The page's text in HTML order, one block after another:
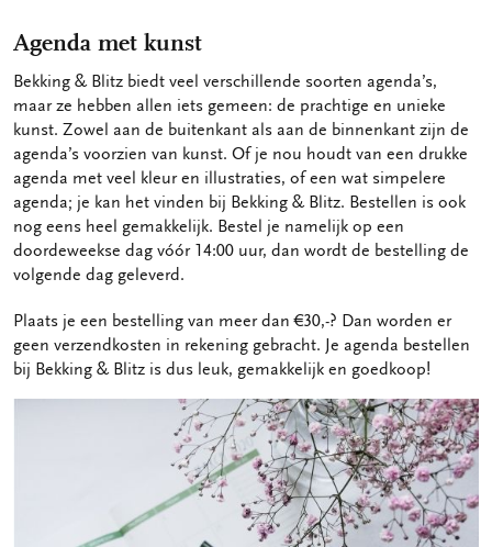
Agenda met kunst
Bekking & Blitz biedt veel verschillende soorten agenda’s,
maar ze hebben allen iets gemeen: de prachtige en unieke
kunst. Zowel aan de buitenkant als aan de binnenkant zijn de
agenda’s voorzien van kunst. Of je nou houdt van een drukke
agenda met veel kleur en illustraties, of een wat simpelere
agenda; je kan het vinden bij Bekking & Blitz. Bestellen is ook
nog eens heel gemakkelijk. Bestel je namelijk op een
doordeweekse dag vóór 14:00 uur, dan wordt de bestelling de
volgende dag geleverd.
Plaats je een bestelling van meer dan €30,-? Dan worden er
geen verzendkosten in rekening gebracht. Je agenda bestellen
bij Bekking & Blitz is dus leuk, gemakkelijk en goedkoop!